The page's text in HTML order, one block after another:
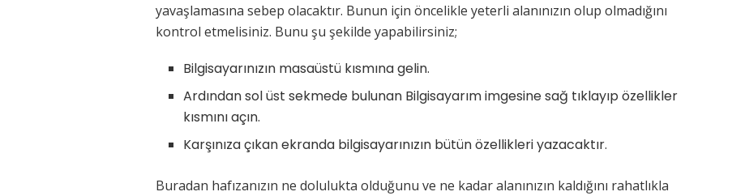
yavaşlamasına sebep olacaktır. Bunun için öncelikle yeterli alanınızın olup olmadığını
kontrol etmelisiniz. Bunu şu şekilde yapabilirsiniz;
Bilgisayarınızın masaüstü kısmına gelin.
Ardından sol üst sekmede bulunan Bilgisayarım imgesine sağ tıklayıp özellikler
kısmını açın.
Karşınıza çıkan ekranda bilgisayarınızın bütün özellikleri yazacaktır.
Buradan hafızanızın ne dolulukta olduğunu ve ne kadar alanınızın kaldığını rahatlıkla